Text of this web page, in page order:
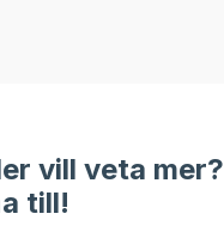
vill veta mer?
till!